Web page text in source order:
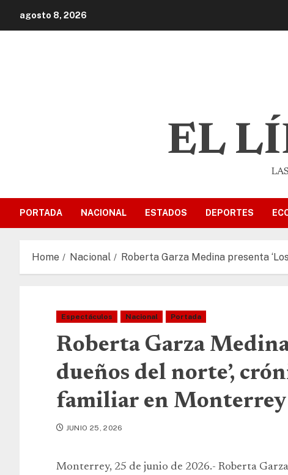
agosto 8, 2026
EL
PORTADA NACIONAL ESTADOS DEPORTES
Home Nacional Roberta Garza Medina presenta
Espectáculos Nacional Portada
Roberta Garza
dueños del norte’,
familiar en Monterrey
JUNIO 25, 2026
Monterrey, 25 de junio de 2026.- Roberta